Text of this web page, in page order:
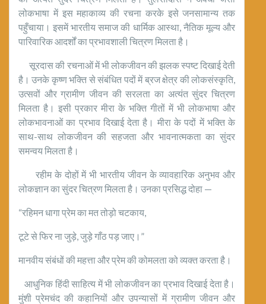
लोकभाषा में इस महाकाव्य की रचना करके इसे जनसामान्य तक
पहुँचाया। इसमें भारतीय समाज की धार्मिक आस्था, नैतिक मूल्य और
पारिवारिक आदर्शों का प्रभावशाली चित्रण मिलता है।
सूरदास की रचनाओं में भी लोकजीवन की झलक स्पष्ट दिखाई देती
है। उनके कृष्ण भक्ति से संबंधित पदों में ब्रज क्षेत्र की लोकसंस्कृति,
उत्सवों और ग्रामीण जीवन की सरलता का अत्यंत सुंदर चित्रण
मिलता है। इसी प्रकार मीरा के भक्ति गीतों में भी लोकभाषा और
लोकभावनाओं का प्रभाव दिखाई देता है। मीरा के पदों में भक्ति के
साथ-साथ लोकजीवन की सहजता और भावनात्मकता का सुंदर
समन्वय मिलता है।
रहीम के दोहों में भी भारतीय जीवन के व्यावहारिक अनुभव और
लोकज्ञान का सुंदर चित्रण मिलता है। उनका प्रसिद्ध दोहा —
“रहिमन धागा प्रेम का मत तोड़ो चटकाय,
टूटे से फिर ना जुड़े, जुड़े गाँठ पड़ जाए।”
मानवीय संबंधों की महत्ता और प्रेम की कोमलता को व्यक्त करता है।
आधुनिक हिंदी साहित्य में भी लोकजीवन का प्रभाव दिखाई देता है।
मुंशी प्रेमचंद की कहानियों और उपन्यासों में ग्रामीण जीवन और